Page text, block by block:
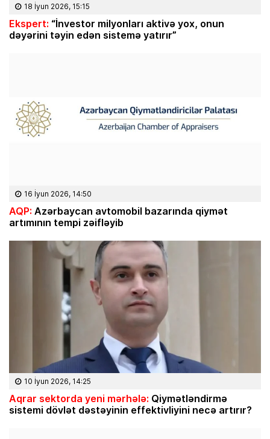
18 İyun 2026, 15:15
Ekspert: “İnvestor milyonları aktivə yox, onun
dəyərini təyin edən sistemə yatırır”
16 İyun 2026, 14:50
AQP: Azərbaycan avtomobil bazarında qiymət
artımının tempi zəifləyib
10 İyun 2026, 14:25
Aqrar sektorda yeni mərhələ: Qiymətləndirmə
sistemi dövlət dəstəyinin effektivliyini necə artırır?